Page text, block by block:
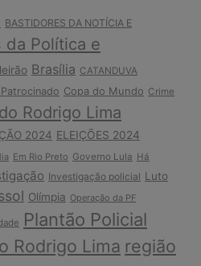
BASTIDORES DA NOTÍCIA E
da Política e
Brasília CATANDUVA
Copa do Mundo Crime
Rodrigo Lima
2024 ELEIÇÕES 2024
Em Rio Preto Governo Lula Há
Investigação policial Luto
Olímpia Operação da PF
Plantão Policial
Rodrigo Lima região